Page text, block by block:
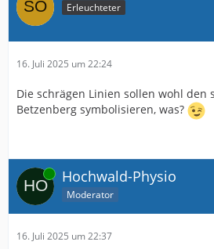
Erleuchteter
16. Juli 2025 um 22:24
Die schrägen Linien sollen wohl den
Betzenberg symbolisieren, was?
Online Hochwald-Physio
Moderator
16. Juli 2025 um 22:37